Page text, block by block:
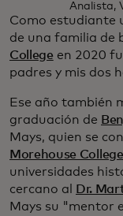
Analista,
Como estudiante
de una familia de
College en 2020
padres y mis dos
Ese año también
graduación de
Mays, quien se
Morehouse College
universidades
cercano al
Dr.
Mays su "mentor